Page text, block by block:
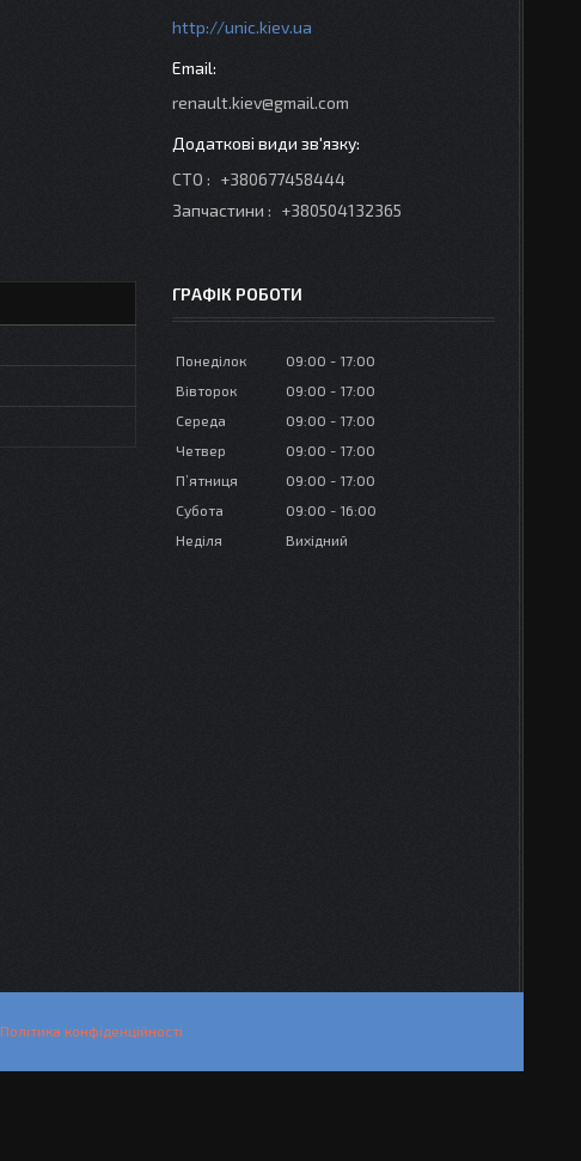
http://unic.kiev.ua
renault.kiev@gmail.com
СТО
+380677458444
Запчастини
+380504132365
ГРАФІК РОБОТИ
Понеділок 09:00
17:00
Вівторок
09:00
17:00
Середа
09:00
17:00
Четвер
09:00
17:00
Пʼятниця
09:00
17:00
Субота
09:00
16:00
Неділя
Вихідний
Політика конфіденційності